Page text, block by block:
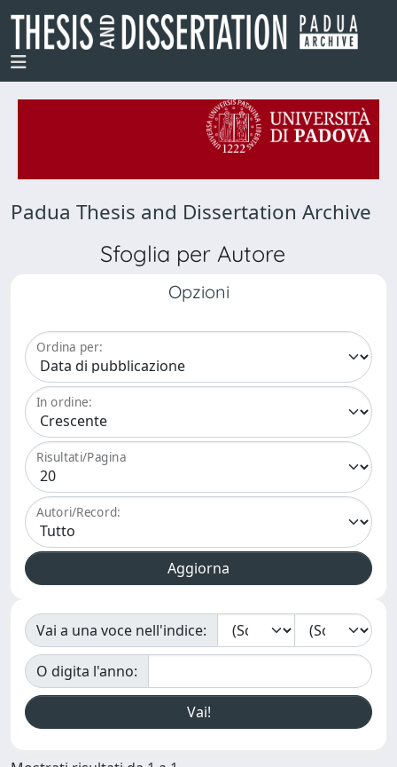
Padua Thesis and Dissertation Archive
Sfoglia per Autore
Opzioni
Ordina per:
In ordine:
Risultati/Pagina
Autori/Record:
Vai a una voce nell'indice:
O digita l'anno: